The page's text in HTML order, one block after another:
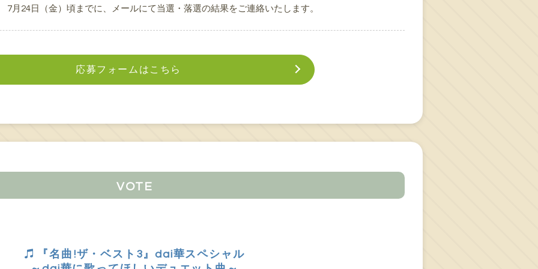
7月24日（金）頃までに、メールにて当選・落選の結果をご連絡いたします。
応募フォームはこちら
VOTE
『名曲!ザ・ベスト3』dai華スペシャル